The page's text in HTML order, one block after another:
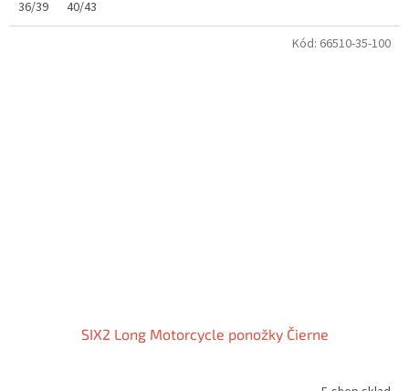
36/39
40/43
SIX2 Long Motorcycle ponožky Čierne
Kód: 66510-35-100